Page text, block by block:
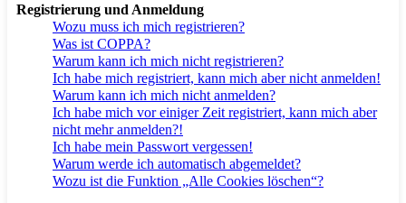
Registrierung und Anmeldung
Wozu muss ich mich registrieren?
Was ist COPPA?
Warum kann ich mich nicht registrieren?
Ich habe mich registriert, kann mich aber nicht anmelden!
Warum kann ich mich nicht anmelden?
Ich habe mich vor einiger Zeit registriert, kann mich aber
nicht mehr anmelden?!
Ich habe mein Passwort vergessen!
Warum werde ich automatisch abgemeldet?
Wozu ist die Funktion „Alle Cookies löschen“?